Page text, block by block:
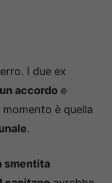
I due ex
accordo e
momento è quella
.
smentita